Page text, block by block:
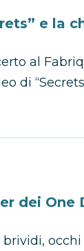
e la
al
di
dei One